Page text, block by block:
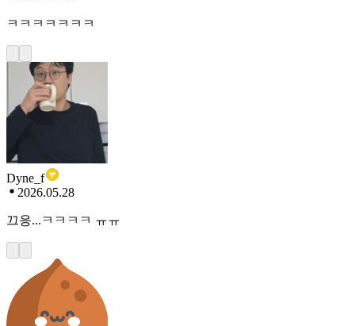
ㅋㅋㅋㅋㅋㅋㅋ
Dyne_f
2026.05.28
끄응...ㅋㅋㅋㅋ ㅠㅠ